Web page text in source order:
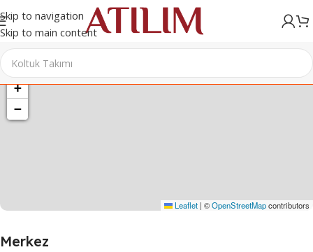
Skip to navigation
Skip to main content
+
−
Leaflet | ©OpenStreetMapcontributors
Merkez